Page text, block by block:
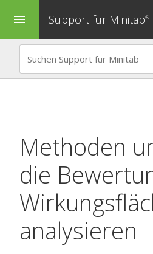
menu Support für Minitab®
Methoden
die
analysieren